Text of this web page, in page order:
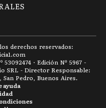
derechos reservados:
· Edición Nº 5967 -
SRL - Director Responsable:
Pedro, Buenos Aires.
ayuda